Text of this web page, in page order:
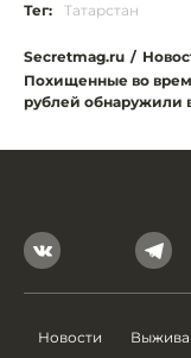
Тег: Татарстан
Secretmag.ru /
Похищенные во
рублей обнаружили
Новости